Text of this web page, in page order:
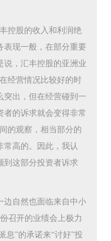
控股的收入和利润绝
表现一般，在部分重要
说，汇丰控股的亚洲业
经营情况比较好的时
突出，但在经营碰到一
者的诉求就会变得非常
的观察，相当部分的
常高的。因此，我认
到这部分投资者诉求
边自然也面临来自中小
召开的业绩会上极力
息”的承诺来“讨好”投